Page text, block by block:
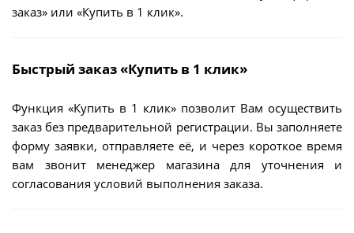
заказ» или «Купить в 1 клик».
Быстрый заказ «Купить в 1 клик»
Функция «Купить в 1 клик» позволит Вам осуществить
заказ без предварительной регистрации. Вы заполняете
форму заявки, отправляете её, и через короткое время
вам звонит менеджер магазина для уточнения и
согласования условий выполнения заказа.